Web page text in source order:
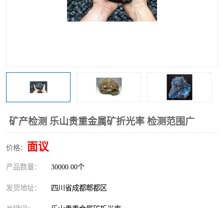
矿产检测 乐山贵重金属矿折光率 检测范围广
价格： 面议
产品数量： 30000.00个
发货地址： 四川省成都郫都区